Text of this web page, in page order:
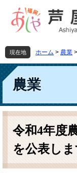
先
頭
す
を
飛
し
本
文
現在地 ホーム > 農業 >
農業
本
令和4年度
を公表し